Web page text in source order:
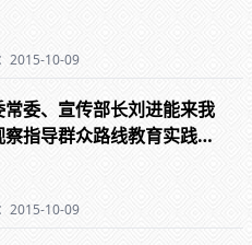
2015-10-09
常委、宣传部长刘进能来我
察指导群众路线教育实践活
2015-10-09